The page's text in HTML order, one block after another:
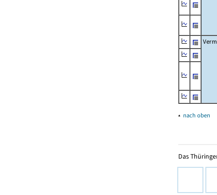
▴ nach oben
Das